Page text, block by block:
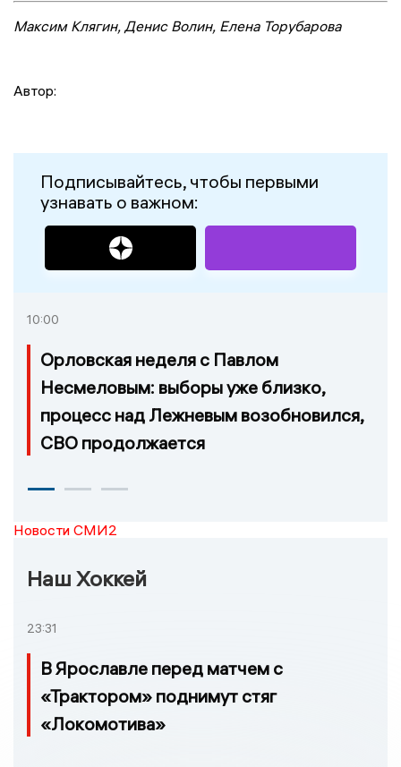
Максим Клягин, Денис Волин, Елена Торубарова
Автор:
Подписывайтесь, чтобы первыми
узнавать о важном:
10:00
Орловская неделя с Павлом
Несмеловым: выборы уже близко,
процесс над Лежневым возобновился,
СВО продолжается
Новости СМИ2
Наш Хоккей
23:31
В Ярославле перед матчем с
«Трактором» поднимут стяг
«Локомотива»